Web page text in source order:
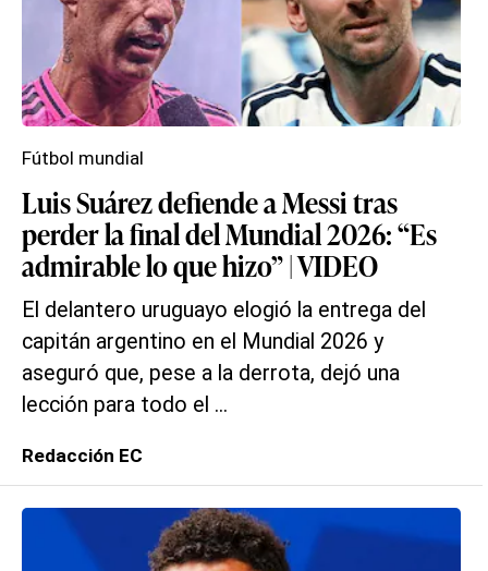
Luis Suárez defiende a Messi tras
perder la final del Mundial 2026: “Es
admirable lo que hizo” | VIDEO
El delantero uruguayo elogió la entrega del
capitán argentino en el Mundial 2026 y
aseguró que, pese a la derrota, dejó una
lección para todo el ...
Fútbol mundial
Redacción EC